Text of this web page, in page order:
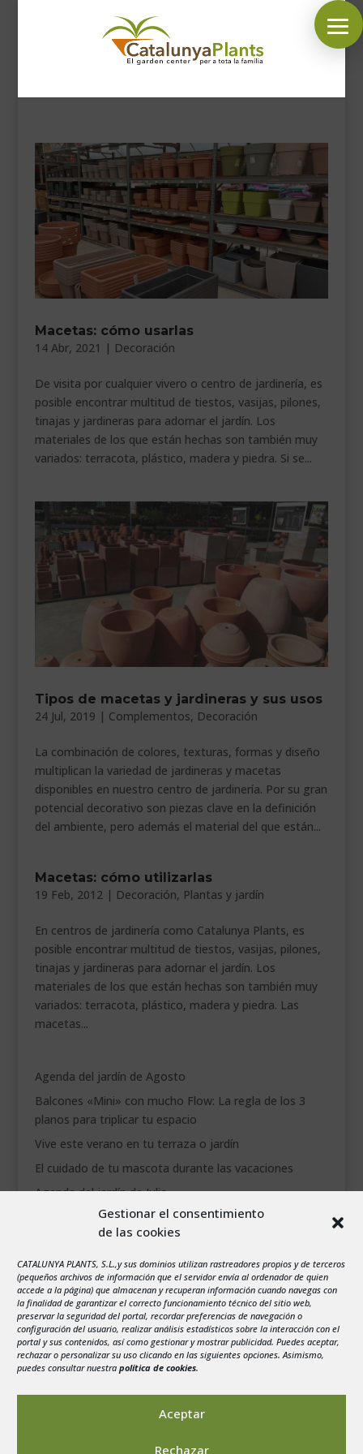
Gestionar el consentimiento
de las cookies
CATALUNYA PLANTS, S.L.,y sus dominios utilizan rastreadores propios y de terceros
(pequeños archivos de información que el servidor envía al ordenador de quien
accede a la página) que almacenan y recuperan información cuando navegas con
la finalidad de garantizar el correcto funcionamiento técnico del sitio web,
preservar la seguridad del portal, recordar preferencias de navegación o
configuración del usuario, realizar análisis estadísticos sobre la interacción con el
portal y sus contenidos, así como gestionar y mostrar publicidad. Puedes aceptar,
rechazar o personalizar su uso clicando en las siguientes opciones. Asimismo,
puedes consultar nuestra política de cookies.
Aceptar
Rechazar
SÍGUENOS EN:
INICIO
PLANTAS
COMPLEMENTOS JARDÍN
MASCOTAS
DECORACIÓN
HORARIO GARDEN
CONTACTAR
___________________________
VEURE EN CATALÀ
Macetas: cómo usarlas
14 Abr, 2021 | Decoración
De visita por cualquier vivero o centro de jardinería, es
posible encontrar multitud de tiestos, vasijas, pilones,
tinajas y jardineras para adornar el jardín. Los
materiales de los que están hechas son también muy
variados: terracota, plástico, madera y piedra. Si se...
Tipos de macetas y jardineras y sus usos
24 Jul, 2019 | Complementos, Decoración
La combinación de colores, texturas, formas y diseño
multiplican la variedad de jardineras y macetas
disponibles en nuestro centro de jardinería. Por su gran
potencial decorativo son piezas clave en la definición
del ambiente, pero además el material del que están...
Macetas: cómo utilizarlas
19 Feb, 2012| Decoración, Plantas y jardín
En centros de jardinería como Catalunya Plants, es
posible encontrar multitud de tiestos, vasijas, pilones,
tinajas y jardineras para adornar el jardín. Los
materiales de los que están hechas son también muy
variados: terracota, plástico, madera y piedra. Las
macetas...
Agenda del jardín de Agosto
Balcones «Mini» con mucho Flow: La regla de los 3
planos para triplicar tu espacio
Vive este verano en tu terraza o jardín
El cuidado de tu mascota durante las vacaciones
Agenda del jardín de Julio
agosto 2026
1
2
3
4 5 6 7 8
9
10
11 12 13 14 15
16
17
18 19 20 21 22
23
24
25 26 27
31